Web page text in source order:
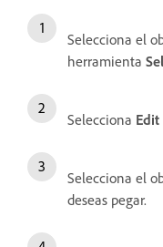
Selecciona el
herramienta
Selecciona Edit
Selecciona el
deseas pegar.